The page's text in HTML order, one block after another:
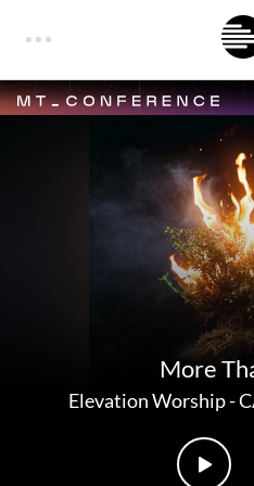
More
Elevation Worship-